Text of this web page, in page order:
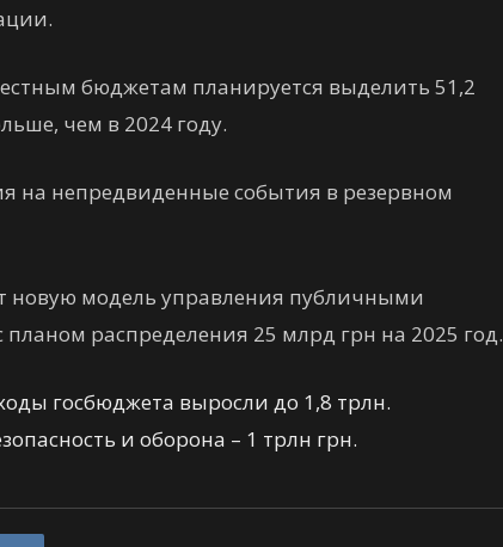
бюджетам планируется выделить 51,2
чем в 2024 году.
на непредвиденные события в резервном
новую модель управления публичными
распределения 25 млрд грн на 2025 год.
госбюджета выросли до 1,8 трлн.
и оборона – 1 трлн грн.